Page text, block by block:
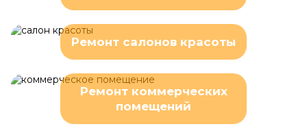
Ремонт салонов красоты
Ремонт коммерческих
помещений